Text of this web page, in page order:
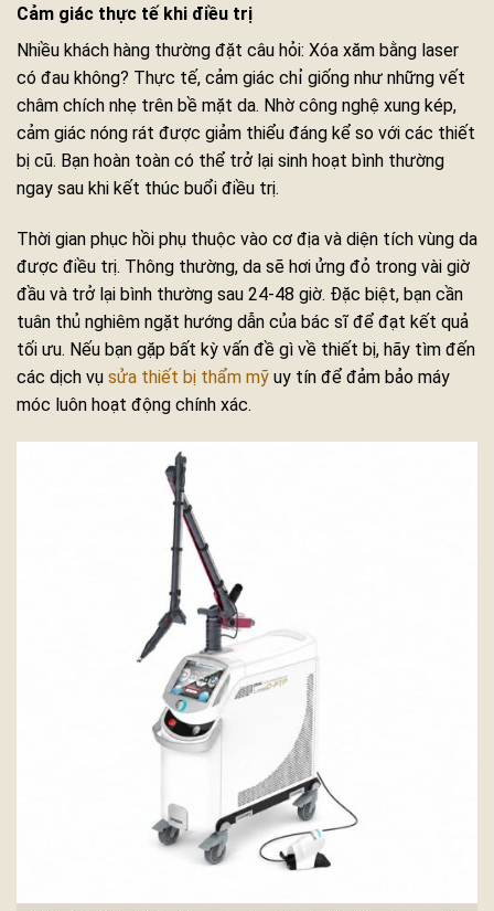
Cảm giác thực tế khi điều trị
Nhiều khách hàng thường đặt câu hỏi: Xóa xăm bằng laser
có đau không? Thực tế, cảm giác chỉ giống như những vết
châm chích nhẹ trên bề mặt da. Nhờ công nghệ xung kép,
cảm giác nóng rát được giảm thiểu đáng kể so với các thiết
bị cũ. Bạn hoàn toàn có thể trở lại sinh hoạt bình thường
ngay sau khi kết thúc buổi điều trị.
Thời gian phục hồi phụ thuộc vào cơ địa và diện tích vùng da
được điều trị. Thông thường, da sẽ hơi ửng đỏ trong vài giờ
đầu và trở lại bình thường sau 24-48 giờ. Đặc biệt, bạn cần
tuân thủ nghiêm ngặt hướng dẫn của bác sĩ để đạt kết quả
tối ưu. Nếu bạn gặp bất kỳ vấn đề gì về thiết bị, hãy tìm đến
các dịch vụ sửa thiết bị thẩm mỹ uy tín để đảm bảo máy
móc luôn hoạt động chính xác.